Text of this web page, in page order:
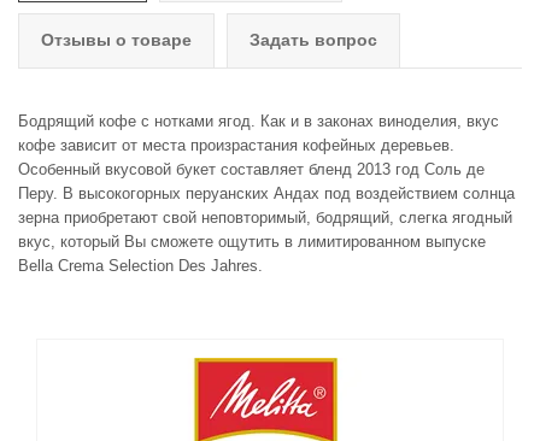
Отзывы о товаре Задать вопрос
Бодрящий кофе с нотками ягод. Как и в законах виноделия, вкус
кофе зависит от места произрастания кофейных деревьев.
Особенный вкусовой букет составляет бленд 2013 год Соль де
Перу. В высокогорных перуанских Андах под воздействием солнца
зерна приобретают свой неповторимый, бодрящий, слегка ягодный
вкус, который Вы сможете ощутить в лимитированном выпуске
Bella Crema Selection Des Jahres.